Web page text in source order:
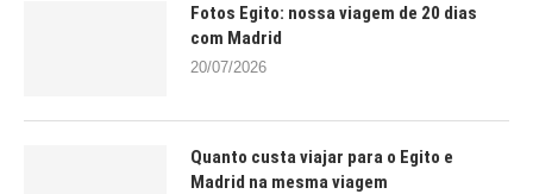
Fotos Egito: nossa viagem de 20 dias
com Madrid
20/07/2026
Quanto custa viajar para o Egito e
Madrid na mesma viagem